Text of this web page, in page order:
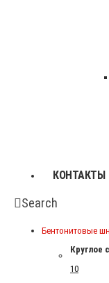
КОНТАКТЫ
Search
Бентонитовые
Круглое
10